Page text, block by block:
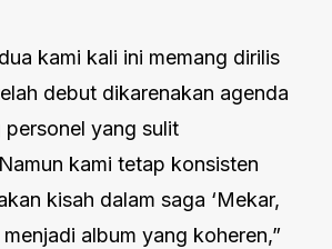
kami kali ini memang dirilis
debut dikarenakan agenda
personel yang sulit
kami tetap konsisten
kisah dalam saga ‘Mekar,
album yang koheren,”